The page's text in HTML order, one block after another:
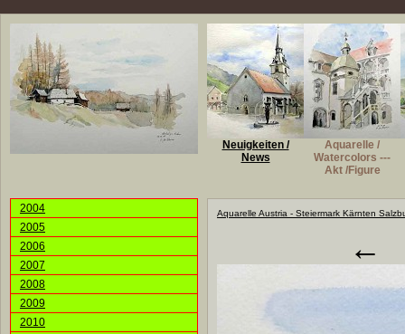
Neuigkeiten /
News
Aquarelle /
Watercolors ---
Akt /Figure
2004
2005
2006
2007
2008
2009
2010
Aquarelle Austria - Steiermark Kärnten
←